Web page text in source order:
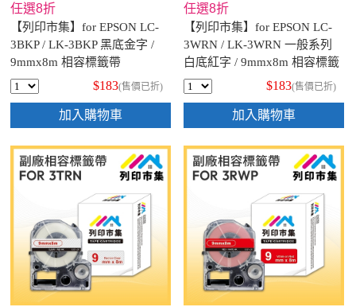
任選8折
【列印市集】for EPSON LC-
3BKP / LK-3BKP 黑底金字 /
9mmx8m 相容標籤帶
$183(售價已折)
加入購物車
任選8折
【列印市集】for EPSON LC-
3WRN / LK-3WRN 一般系列
白底紅字 / 9mmx8m 相容標籤
帶
$183(售價已折)
加入購物車